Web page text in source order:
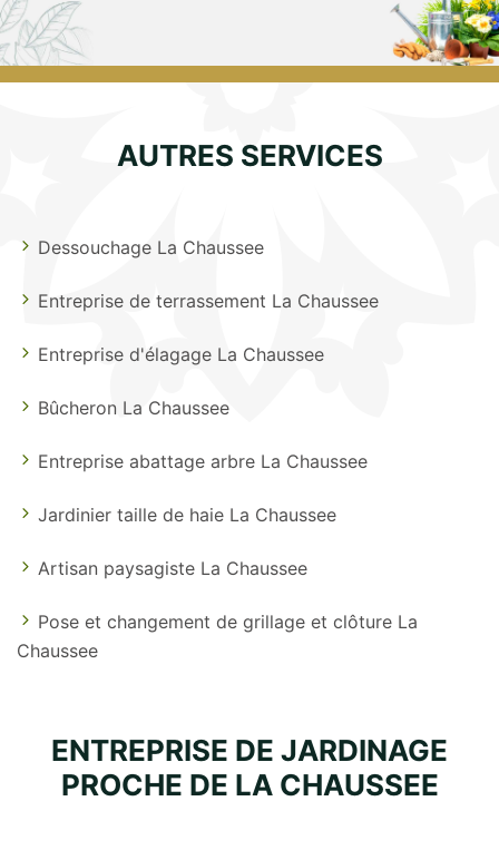
AUTRES SERVICES
Dessouchage La Chaussee
Entreprise de terrassement La Chaussee
Entreprise d'élagage La Chaussee
Bûcheron La Chaussee
Entreprise abattage arbre La Chaussee
Jardinier taille de haie La Chaussee
Artisan paysagiste La Chaussee
Pose et changement de grillage et clôture La
Chaussee
ENTREPRISE DE JARDINAGE
PROCHE DE LA CHAUSSEE